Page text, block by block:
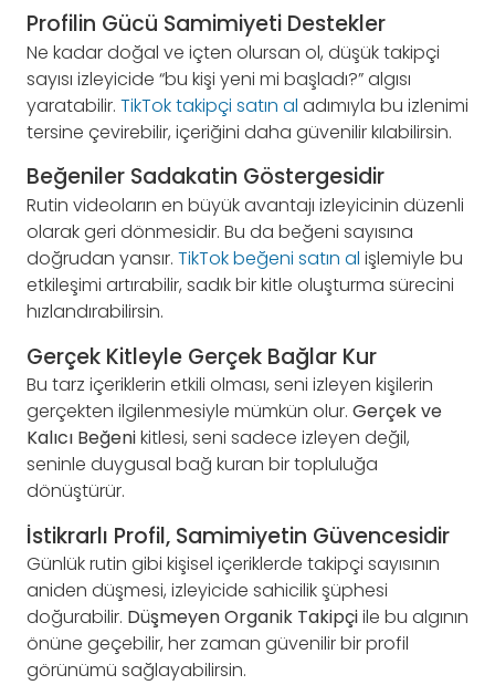
Profilin Gücü Samimiyeti Destekler
Ne kadar doğal ve içten olursan ol, düşük takipçi
sayısı izleyicide “bu kişi yeni mi başladı?” algısı
yaratabilir. TikTok takipçi satın al adımıyla bu izlenimi
tersine çevirebilir, içeriğini daha güvenilir kılabilirsin.
Beğeniler Sadakatin Göstergesidir
Rutin videoların en büyük avantajı izleyicinin düzenli
olarak geri dönmesidir. Bu da beğeni sayısına
doğrudan yansır. TikTok beğeni satın al işlemiyle bu
etkileşimi artırabilir, sadık bir kitle oluşturma sürecini
hızlandırabilirsin.
Gerçek Kitleyle Gerçek Bağlar Kur
Bu tarz içeriklerin etkili olması, seni izleyen kişilerin
gerçekten ilgilenmesiyle mümkün olur. Gerçek ve
Kalıcı Beğenikitlesi, seni sadece izleyen değil,
seninle duygusal bağ kuran bir topluluğa
dönüştürür.
İstikrarlı Profil, Samimiyetin Güvencesidir
Günlük rutin gibi kişisel içeriklerde takipçi sayısının
aniden düşmesi, izleyicide sahicilik şüphesi
doğurabilir. Düşmeyen Organik Takipçiile bu algının
önüne geçebilir, her zaman güvenilir bir profil
görünümü sağlayabilirsin.